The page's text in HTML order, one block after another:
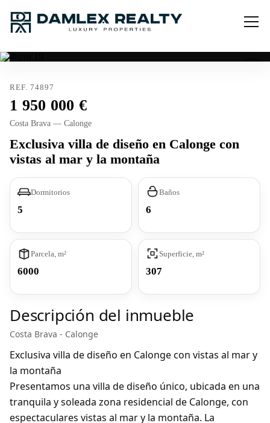
REF. 74897
1 950 000
Costa Brava — Calonge
Exclusiva villa de diseño en Calonge con
vistas al mar y la montaña
Dormitorios
5
Baños
6
Parcela, m²
6000
Superficie, m²
307
Descripción del inmueble
Costa Brava - Calonge
Exclusiva villa de diseño en Calonge con vistas al mar y
la montaña
Presentamos una villa de diseño único, ubicada en una
tranquila y soleada zona residencial de Calonge, con
espectaculares vistas al mar y la montaña. La